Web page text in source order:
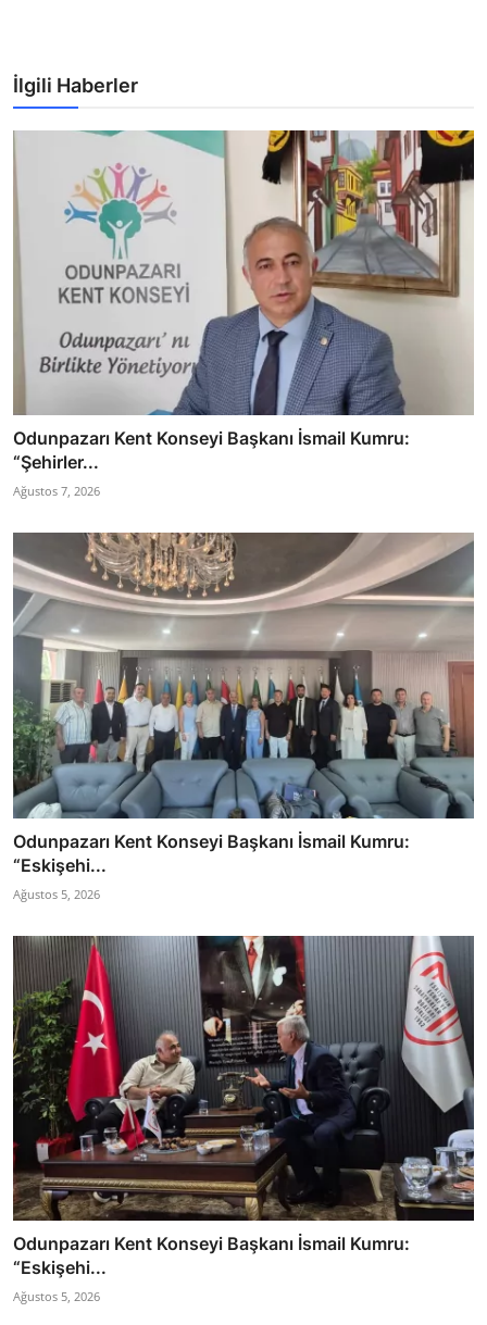
İlgili Haberler
Odunpazarı Kent Konseyi Başkanı İsmail Kumru:
“Şehirler...
Ağustos 7, 2026
Odunpazarı Kent Konseyi Başkanı İsmail Kumru:
“Eskişehi...
Ağustos 5, 2026
Odunpazarı Kent Konseyi Başkanı İsmail Kumru:
“Eskişehi...
Ağustos 5, 2026